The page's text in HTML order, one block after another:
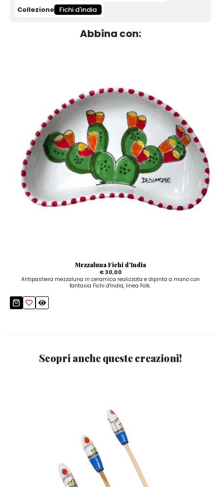
Collezione Fichi d'india
Abbina con:
Mezzaluna Fichi d'India
€ 30,00
Antipastiera mezzaluna in ceramica realizzata e dipinta a mano con
fantasia Fichi d'India, linea Folk.
Scopri anche queste creazioni!